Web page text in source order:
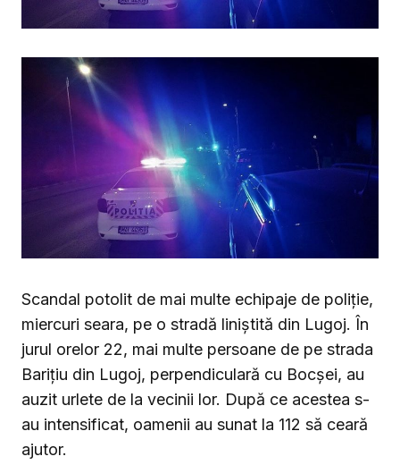
Scandal potolit de mai multe echipaje de poliție,
miercuri seara, pe o stradă liniștită din Lugoj. În
jurul orelor 22, mai multe persoane de pe strada
Barițiu din Lugoj, perpendiculară cu Bocșei, au
auzit urlete de la vecinii lor. După ce acestea s-
au intensificat, oamenii au sunat la 112 să ceară
ajutor.